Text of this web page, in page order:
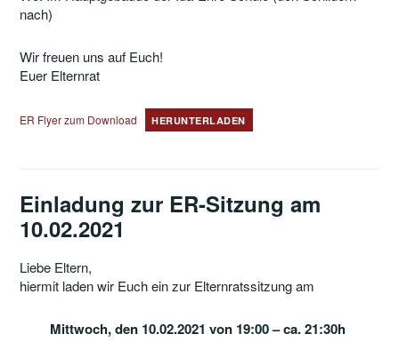
nach)
Wir freuen uns auf Euch!
Euer Elternrat
ER Flyer zum Download HERUNTERLADEN
Einladung zur ER-Sitzung am
10.02.2021
Liebe Eltern,
hiermit laden wir Euch ein zur Elternratssitzung am
Mittwoch, den 10.02.2021 von 19:00 – ca. 21:30h